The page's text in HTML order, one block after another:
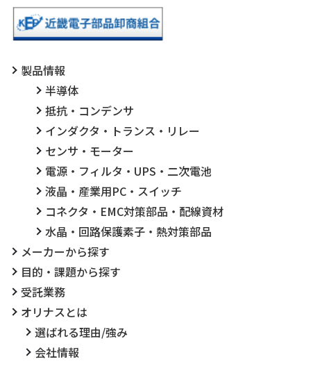
製品情報
半導体
抵抗・コンデンサ
インダクタ・トランス・リレー
センサ・モーター
電源・フィルタ・UPS・二次電池
液晶・産業用PC・スイッチ
コネクタ・EMC対策部品・配線資材
水晶・回路保護素子・熱対策部品
メーカーから探す
目的・課題から探す
受託業務
オリナスとは
選ばれる理由/強み
会社情報